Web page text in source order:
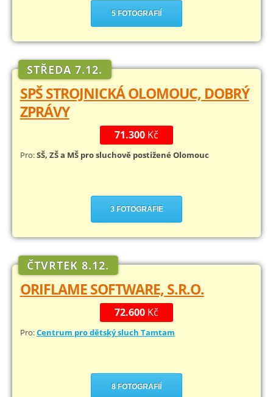
5 FOTOGRAFIÍ
STŘEDA 7.12.
SPŠ STROJNICKÁ OLOMOUC, DOBRÝ
ZPRÁVY
71.300 Kč
Pro:SŠ, ZŠ a MŠ pro sluchově postižené Olomouc
3 FOTOGRAFIE
ČTVRTEK 8.12.
ORIFLAME SOFTWARE, S.R.O.
72.600 Kč
Pro:Centrum pro dětský sluch Tamtam
8 FOTOGRAFIÍ